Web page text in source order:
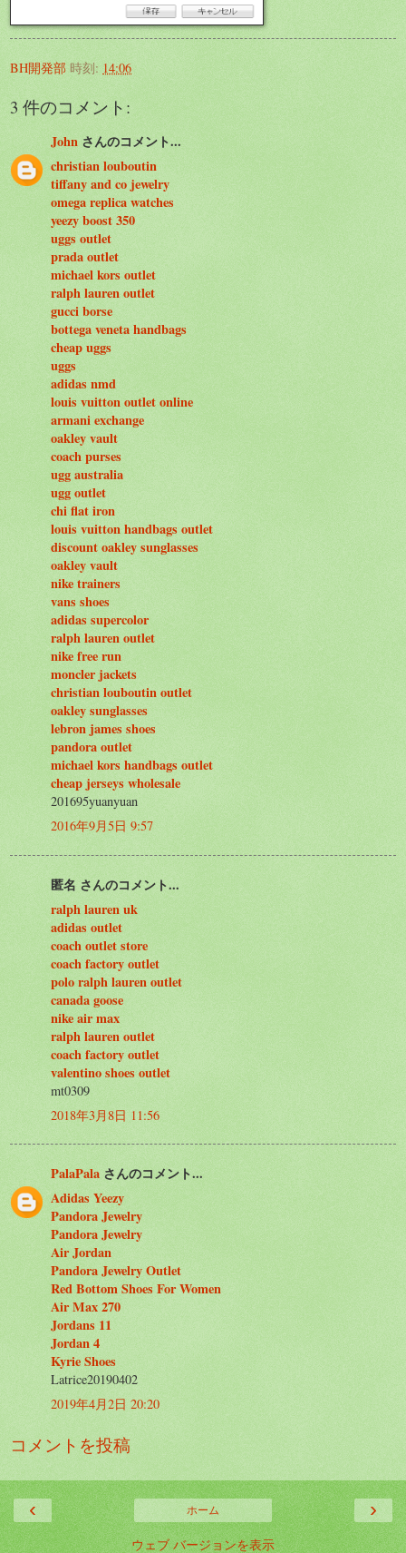
BH開発部 時刻: 14:06
3 件のコメント:
John さんのコメント...
christian louboutin
tiffany and co jewelry
omega replica watches
yeezy boost 350
uggs outlet
prada outlet
michael kors outlet
ralph lauren outlet
gucci borse
bottega veneta handbags
cheap uggs
uggs
adidas nmd
louis vuitton outlet online
armani exchange
oakley vault
coach purses
ugg australia
ugg outlet
chi flat iron
louis vuitton handbags outlet
discount oakley sunglasses
oakley vault
nike trainers
vans shoes
adidas supercolor
ralph lauren outlet
nike free run
moncler jackets
christian louboutin outlet
oakley sunglasses
lebron james shoes
pandora outlet
michael kors handbags outlet
cheap jerseys wholesale
201695yuanyuan
2016年9月5日 9:57
匿名 さんのコメント...
ralph lauren uk
adidas outlet
coach outlet store
coach factory outlet
polo ralph lauren outlet
canada goose
nike air max
ralph lauren outlet
coach factory outlet
valentino shoes outlet
mt0309
2018年3月8日 11:56
PalaPala さんのコメント...
Adidas Yeezy
Pandora Jewelry
Pandora Jewelry
Air Jordan
Pandora Jewelry Outlet
Red Bottom Shoes For Women
Air Max 270
Jordans 11
Jordan 4
Kyrie Shoes
Latrice20190402
2019年4月2日 20:20
コメントを投稿
‹ ›
ホーム
ウェブ バージョンを表示